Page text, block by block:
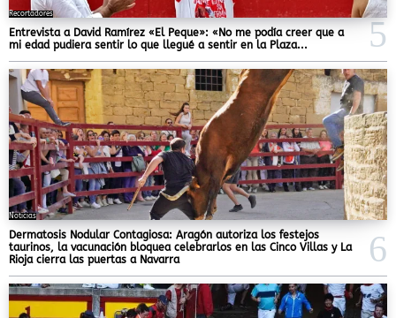
Recortadores
Entrevista a David Ramírez «El Peque»: «No me podía creer que a
mi edad pudiera sentir lo que llegué a sentir en la Plaza...
Noticias
Dermatosis Nodular Contagiosa: Aragón autoriza los festejos
taurinos, la vacunación bloquea celebrarlos en las Cinco Villas y La
Rioja cierra las puertas a Navarra